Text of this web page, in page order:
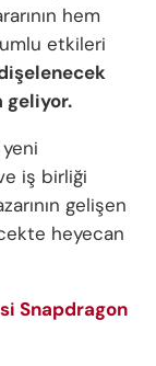
hem
etkileri
geliyor.
iş birliği
gelişen
heyecan
Snapdragon